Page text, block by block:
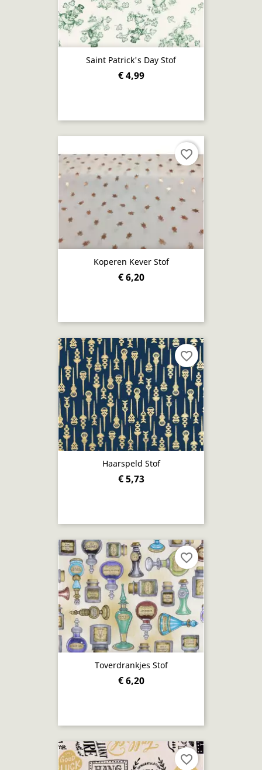
Saint Patrick's Day Stof
€ 4,99
Koperen Kever Stof
€ 6,20
favorite_border
Haarspeld Stof
€ 5,73
favorite_border
Toverdrankjes Stof
€ 6,20
favorite_border
favorite_border